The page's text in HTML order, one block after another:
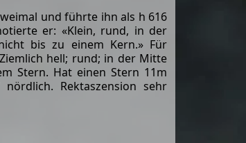
und führte ihn als h 616
er: «Klein, rund, in der
bis zu einem Kern.» Für
hell; rund; in der Mitte
Stern. Hat einen Stern 11m
Rektaszension sehr